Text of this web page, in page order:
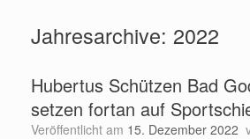
Jahresarchive: 2022
Hubertus Schützen Bad
setzen fortan auf
Veröffentlicht am 15. Dezember 2022